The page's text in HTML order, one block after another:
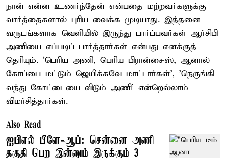
நான் என்ன உணர்ந்தேன் என்பதை மற்றவர்களுக்கு
வார்த்தைகளால் புரிய வைக்க முடியாது. இத்தனை
வருடங்களாக வெளியில் இருந்து பார்ப்பவர்கள் ஆர்சிபி
அணியை எப்படிப் பார்த்தார்கள் என்பது எனக்குத்
தெரியும். 'பெரிய அணி, பெரிய பிரான்சைஸ், ஆனால்
கோப்பை மட்டும் ஜெயிக்கவே மாட்டார்கள்', 'நெருங்கி
வந்து கோட்டையை விடும் அணி' என்றெல்லாம்
விமர்சித்தார்கள்.
Also Read
ஐபிஎல் பிளே-ஆப்: சென்னை அணி
தகுதி பெற இன்னும் இருக்கும் 3